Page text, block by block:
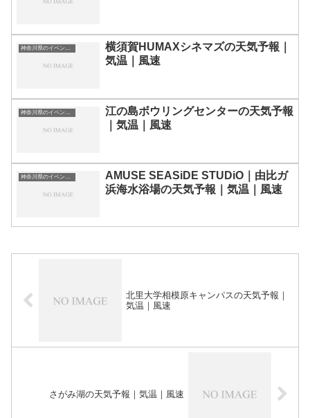
横須賀HUMAXシネマズの天気予報｜
気温｜風速
江の島ボウリングセンターの天気予報
｜気温｜風速
AMUSE SEASiDE STUDiO｜由比ガ
浜海水浴場の天気予報｜気温｜風速
北里大学相模原キャンパスの天気予報｜
気温｜風速
さがみ湖の天気予報｜気温｜風速